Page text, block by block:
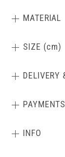
MATERIAL
SIZE (cm)
DELIVERY
PAYMENTS
INFO